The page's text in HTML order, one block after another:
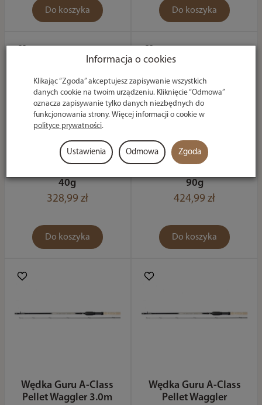
Do koszyka Do koszyka
Wędka Guru A-Class
40g
328,99 zł
Do koszyka
Wędka Guru A-Class
90g
424,99 zł
Do koszyka
Wędka Guru A-Class
Pellet Waggler 3.0m
Wędka Guru A-Class
Pellet Waggler
Informacja o cookies
Klikając “Zgoda” akceptujesz zapisywanie wszystkich
danych cookie na twoim urządzeniu. Kliknięcie “Odmowa”
oznacza zapisywanie tylko danych niezbędnych do
funkcjonowania strony. Więcej informacji o cookie w
polityce prywatności.
Ustawienia Odmowa Zgoda